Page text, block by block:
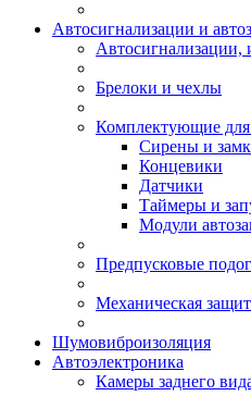
Автосигнализации и
Автосигнализации,
Брелоки и чехлы
Комплектующие для
Сирены и
Концевики
Датчики
Таймеры и
Модули
Предпусковые
Механическая
Шумовиброизоляция
Автоэлектроника
Камеры заднего